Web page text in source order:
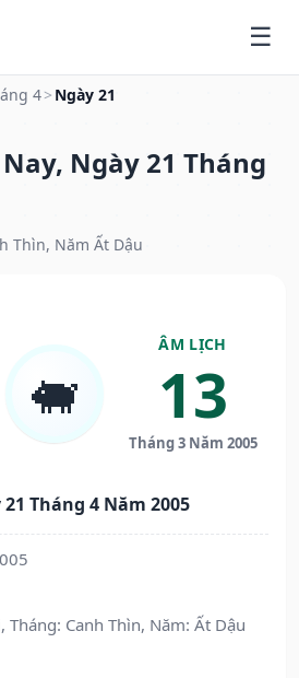
4> Ngày 21
Ngày 21 Tháng
Thìn, Năm Ất Dậu
🐖
ÂM LỊCH
13
Tháng 3 Năm 2005
Tháng 4 Năm 2005
Tháng: Canh Thìn, Năm: Ất Dậu